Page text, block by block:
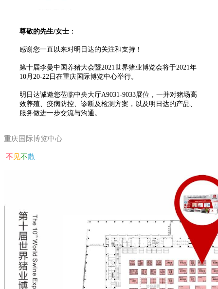
尊敬的先生/女士 ：
感谢您一直以来对明日达的关注和支持！
第十届李曼中国养猪大会暨2021世界猪业博览会将于2021年
10月20-22日在重庆国际博览中心举行。
明日达诚邀您莅临中央大厅A9031-9033展位，一并对猪场高
效养殖、疫病防控、诊断及检测方案，以及明日达的产品、
服务做进一步交流与沟通。
重庆国际博览中心
不 见不散